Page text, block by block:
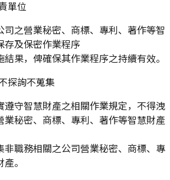
單位
司之營業秘密、商標、專利、著作等智
存及保密作業程序
果，俾確保其作業程序之持續有效。
探詢不蒐集
遵守智慧財產之相關作業規定，不得洩
業秘密、商標、專利、著作等智慧財產
非職務相關之公司營業秘密、商標、專
。